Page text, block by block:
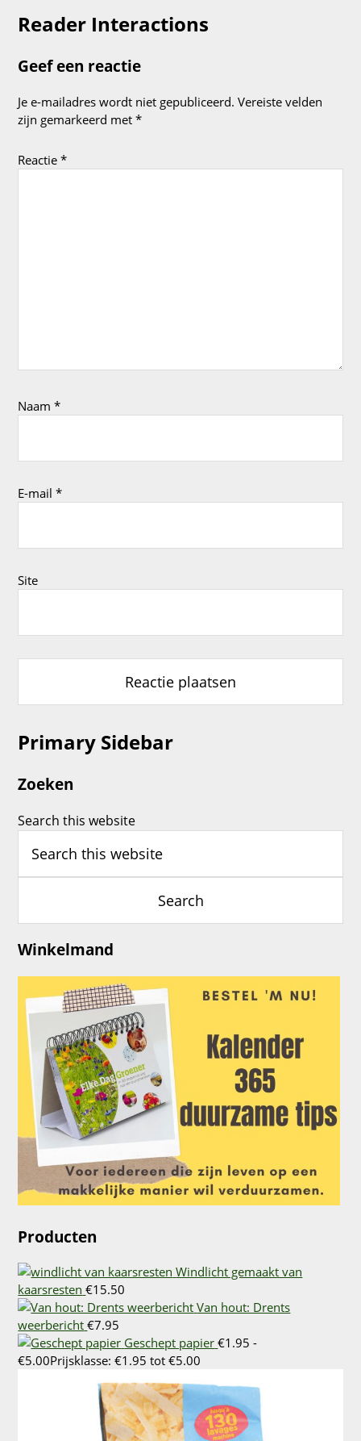
Reader Interactions
Geef een reactie
Je e-mailadres wordt niet gepubliceerd. Vereiste velden
zijn gemarkeerd met*
Reactie*
Naam*
E-mail*
Site
Primary Sidebar
Zoeken
Search this website
Winkelmand
Producten
Windlicht gemaakt van
kaarsresten €15.50
Van hout: Drents
weerbericht €7.95
Geschept papier €1.95 -
€5.00Prijsklasse: €1.95 tot €5.00